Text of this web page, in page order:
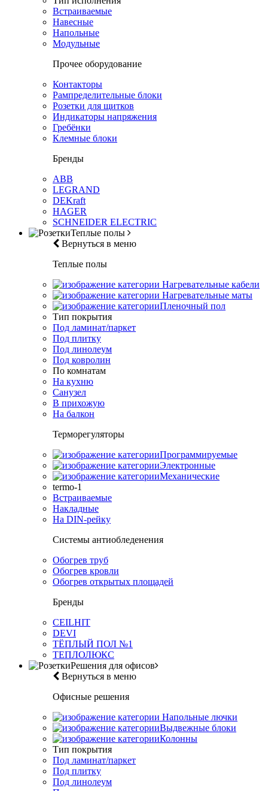
Встраиваемые
Навесные
Напольные
Модульные
Прочее оборудование
Контакторы
Рампределительные блоки
Розетки для щитков
Индикаторы напряжения
Гребёнки
Клемные блоки
Бренды
ABB
LEGRAND
DEKraft
HAGER
SCHNEIDER ELECTRIC
Теплые полы
Вернуться в меню
Теплые полы
Нагревательные кабели
Нагревательные маты
Пленочный пол
Тип покрытия
Под ламинат/паркет
Под плитку
Под линолеум
Под ковролин
По комнатам
На кухню
Санузел
В прихожую
На балкон
Терморегуляторы
Программируемые
Электронные
Механические
termo-1
Встраиваемые
Накладные
На DIN-рейку
Системы антиобледенения
Обогрев труб
Обогрев кровли
Обогрев открытых площадей
Бренды
CEILHIT
DEVI
ТЁПЛЫЙ ПОЛ №1
ТЕПЛОЛЮКС
Решения для офисов
Вернуться в меню
Офисные решения
Напольные лючки
Выдвежные блоки
Колонны
Тип покрытия
Под ламинат/паркет
Под плитку
Под линолеум